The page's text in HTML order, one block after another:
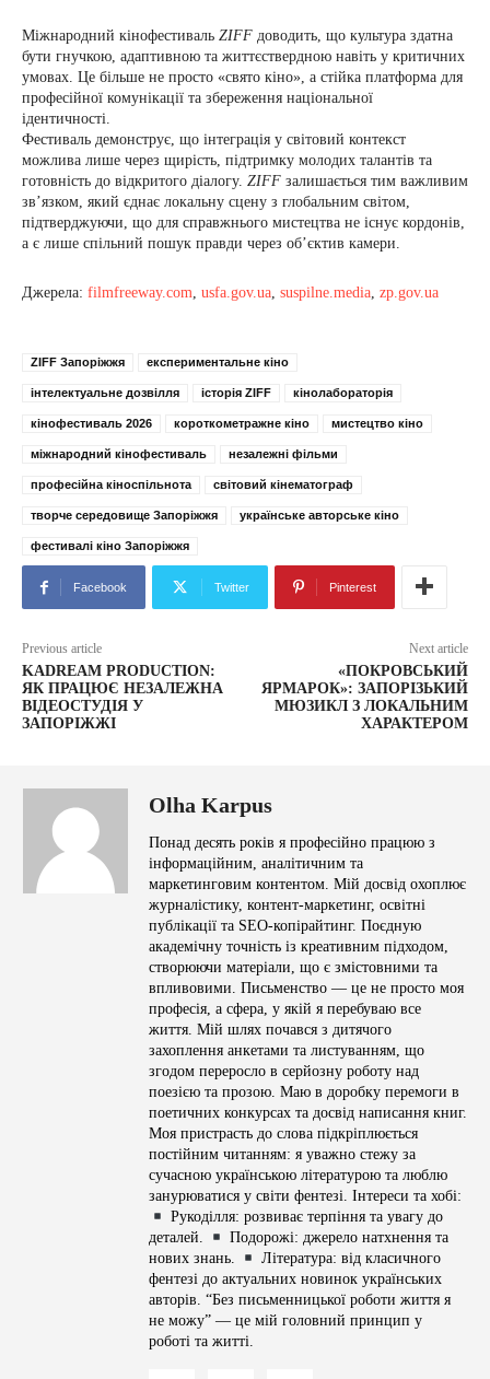
Міжнародний кінофестиваль ZIFF доводить, що культура здатна
бути гнучкою, адаптивною та життєствердною навіть у критичних
умовах. Це більше не просто «свято кіно», а стійка платформа для
професійної комунікації та збереження національної
ідентичності.
Фестиваль демонструє, що інтеграція у світовий контекст
можлива лише через щирість, підтримку молодих талантів та
готовність до відкритого діалогу. ZIFF залишається тим важливим
зв’язком, який єднає локальну сцену з глобальним світом,
підтверджуючи, що для справжнього мистецтва не існує кордонів,
а є лише спільний пошук правди через об’єктив камери.
Джерела: filmfreeway.com, usfa.gov.ua, suspilne.media, zp.gov.ua
ZIFF Запоріжжя експериментальне кіно
інтелектуальне дозвілля історія ZIFF кінолабораторія
кінофестиваль 2026 короткометражне кіно мистецтво кіно
міжнародний кінофестиваль незалежні фільми
професійна кіноспільнота світовий кінематограф
творче середовище Запоріжжя українське авторське кіно
фестивалі кіно Запоріжжя
Facebook Twitter Pinterest
Previous article
KADREAM PRODUCTION:
ЯК ПРАЦЮЄ НЕЗАЛЕЖНА
ВІДЕОСТУДІЯ У
ЗАПОРІЖЖІ
Next article
«ПОКРОВСЬКИЙ
ЯРМАРОК»: ЗАПОРІЗЬКИЙ
МЮЗИКЛ З ЛОКАЛЬНИМ
ХАРАКТЕРОМ
Olha Karpus
Понад десять років я професійно працюю з
інформаційним, аналітичним та
маркетинговим контентом. Мій досвід охоплює
журналістику, контент-маркетинг, освітні
публікації та SEO-копірайтинг. Поєдную
академічну точність із креативним підходом,
створюючи матеріали, що є змістовними та
впливовими. Письменство — це не просто моя
професія, а сфера, у якій я перебуваю все
життя. Мій шлях почався з дитячого
захоплення анкетами та листуванням, що
згодом переросло в серйозну роботу над
поезією та прозою. Маю в доробку перемоги в
поетичних конкурсах та досвід написання книг.
Моя пристрасть до слова підкріплюється
постійним читанням: я уважно стежу за
сучасною українською літературою та люблю
занурюватися у світи фентезі. Інтереси та хобі:
Рукоділля: розвиває терпіння та увагу до
деталей.
Подорожі: джерело натхнення та
нових знань.
Література: від класичного
фентезі до актуальних новинок українських
авторів. “Без письменницької роботи життя я
не можу” — це мій головний принцип у
роботі та житті.